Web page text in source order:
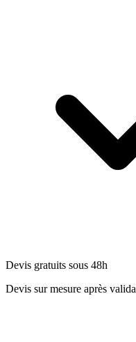
Devis gratuits sous 48h
Devis sur mesure après